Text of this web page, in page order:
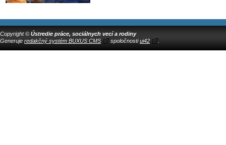
Copyright © Ústredie práce, sociálnych vecí a rodiny
Generuje redakčný systém BUXUS CMS spoločnostiui42